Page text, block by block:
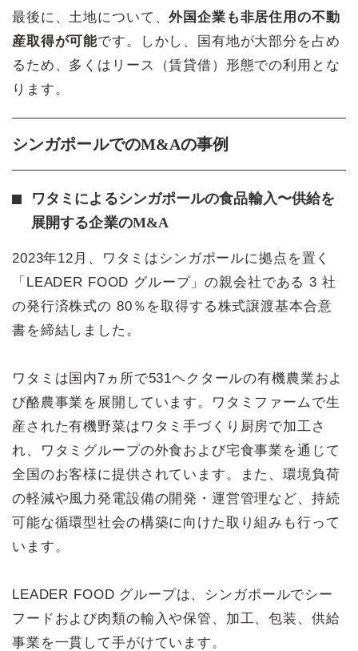
最後に、土地について、外国企業も非居住用の不動
産取得が可能です。しかし、国有地が大部分を占め
るため、多くはリース（賃貸借）形態での利用とな
ります。
シンガポールでのM&Aの事例
ワタミによるシンガポールの食品輸入〜供給を
展開する企業のM&A
2023年12月、ワタミはシンガポールに拠点を置く
「LEADER FOOD グループ」の親会社である 3 社
の発行済株式の 80％を取得する株式譲渡基本合意
書を締結しました。
ワタミは国内7ヵ所で531ヘクタールの有機農業およ
び酪農事業を展開しています。ワタミファームで生
産された有機野菜はワタミ手づくり厨房で加工さ
れ、ワタミグループの外食および宅食事業を通じて
全国のお客様に提供されています。また、環境負荷
の軽減や風力発電設備の開発・運営管理など、持続
可能な循環型社会の構築に向けた取り組みも行って
います。
LEADER FOOD グループは、シンガポールでシー
フードおよび肉類の輸入や保管、加工、包装、供給
事業を一貫して手がけています。